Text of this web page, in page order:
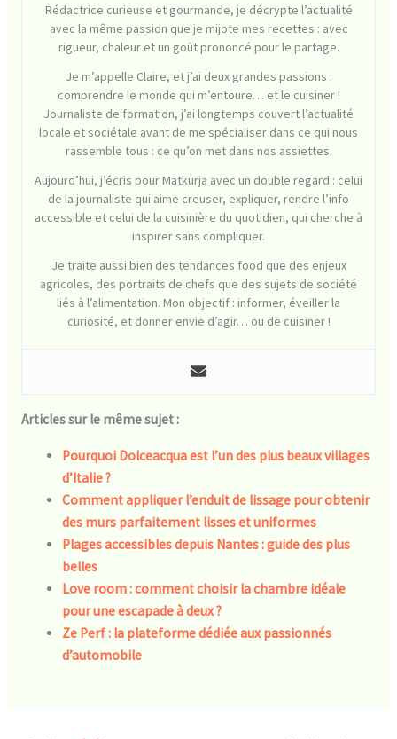
Rédactrice curieuse et gourmande, je décrypte l’actualité
avec la même passion que je mijote mes recettes : avec
rigueur, chaleur et un goût prononcé pour le partage.
Je m’appelle Claire, et j’ai deux grandes passions :
comprendre le monde qui m’entoure… et le cuisiner !
Journaliste de formation, j’ai longtemps couvert l’actualité
locale et sociétale avant de me spécialiser dans ce qui nous
rassemble tous : ce qu’on met dans nos assiettes.
Aujourd’hui, j’écris pour Matkurja avec un double regard : celui
de la journaliste qui aime creuser, expliquer, rendre l’info
accessible et celui de la cuisinière du quotidien, qui cherche à
inspirer sans compliquer.
Je traite aussi bien des tendances food que des enjeux
agricoles, des portraits de chefs que des sujets de société
liés à l’alimentation. Mon objectif : informer, éveiller la
curiosité, et donner envie d’agir… ou de cuisiner !
Articles sur le même sujet :
Pourquoi Dolceacqua est l’un des plus beaux villages
d’Italie ?
Comment appliquer l’enduit de lissage pour obtenir
des murs parfaitement lisses et uniformes
Plages accessibles depuis Nantes : guide des plus
belles
Love room : comment choisir la chambre idéale
pour une escapade à deux ?
Ze Perf : la plateforme dédiée aux passionnés
d’automobile